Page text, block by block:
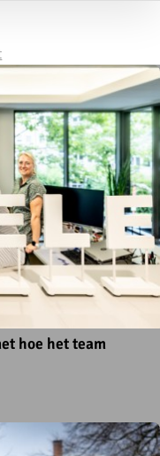
hoe het team